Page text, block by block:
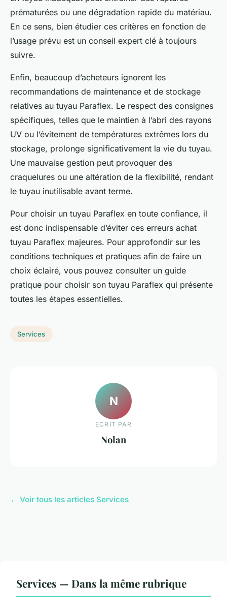
prématurées ou une dégradation rapide du matériau.
En ce sens, bien étudier ces critères en fonction de
l’usage prévu est un conseil expert clé à toujours
suivre.
Enfin, beaucoup d’acheteurs ignorent les
recommandations de maintenance et de stockage
relatives au tuyau Paraflex. Le respect des consignes
spécifiques, telles que le maintien à l’abri des rayons
UV ou l’évitement de températures extrêmes lors du
stockage, prolonge significativement la vie du tuyau.
Une mauvaise gestion peut provoquer des
craquelures ou une altération de la flexibilité, rendant
le tuyau inutilisable avant terme.
Pour choisir un tuyau Paraflex en toute confiance, il
est donc indispensable d’éviter ces erreurs achat
tuyau Paraflex majeures. Pour approfondir sur les
conditions techniques et pratiques afin de faire un
choix éclairé, vous pouvez consulter un guide
pratique pour choisir son tuyau Paraflex qui présente
toutes les étapes essentielles.
Services
N
ECRIT PAR
Nolan
← Voir tous les articles Services
Services — Dans la même rubrique